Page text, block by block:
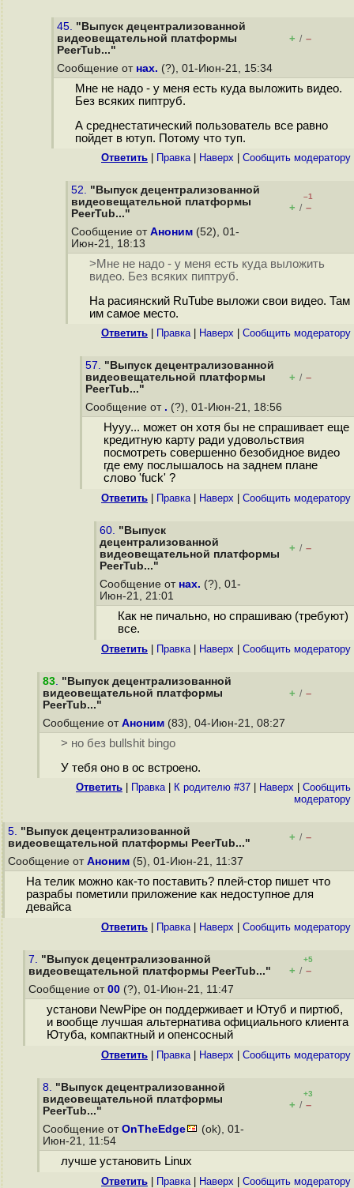
45. "Выпуск децентрализованной
видеовещательной платформы
PeerTub..."
+ / –
Сообщение от нах. (?), 01-Июн-21, 15:34
Мне не надо - у меня есть куда выложить видео.
Без всяких пиптруб.
А среднестатический пользователь все равно
пойдет в ютуп. Потому что тyп.
Ответить Правка| Наверх Cообщить модератору
52. "Выпуск децентрализованной
видеовещательной платформы
PeerTub..."
–1
+ / –
Сообщение от Аноним (52), 01-
Июн-21, 18:13
>Мне не надо - у меня есть куда выложить
видео. Без всяких пиптруб.
На расиянский RuTube выложи свои видео. Там
им самое место.
Ответить Правка| Наверх Cообщить модератору
57. "Выпуск децентрализованной
видеовещательной платформы
PeerTub..."
+ / –
Сообщение от . (?), 01-Июн-21, 18:56
Нууу... может он хотя бы не спрашивает еще
кредитную карту ради удовольствия
посмотреть совершенно безобидное видео
где ему послышалось на заднем плане
слово 'fuck' ?
Ответить Правка| Наверх Cообщить модератору
60. "Выпуск
децентрализованной
видеовещательной платформы
PeerTub..."
+ / –
Сообщение от нах. (?), 01-
Июн-21, 21:01
Как не пичально, но спрашиваю (требуют)
все.
Ответить Правка| Наверх Cообщить модератору
83. "Выпуск децентрализованной
видеовещательной платформы
PeerTub..."
+ / –
Сообщение от Аноним (83), 04-Июн-21, 08:27
> но без bullshit bingo
У тебя оно в ос встроено.
Ответить Правка| К родителю #37 Наверх
Cообщить
модератору
5. "Выпуск децентрализованной
видеовещательной платформы PeerTub..."
+ / –
Сообщение от Аноним (5), 01-Июн-21, 11:37
На телик можно как-то поставить? плей-стор пишет что
разрабы пометили приложение как недоступное для
девайса
Ответить Правка| Наверх Cообщить модератору
7. "Выпуск децентрализованной
видеовещательной платформы PeerTub..."
+5
+ / –
Сообщение от 00 (?), 01-Июн-21, 11:47
установи NewPipe он поддерживает и Ютуб и пиртюб,
и вообще лучшая альтернатива официального клиента
Ютуба, компактный и опенсосный
Ответить Правка| Наверх Cообщить модератору
8. "Выпуск децентрализованной
видеовещательной платформы
PeerTub..."
+3
+ / –
Сообщение от OnTheEdge
(ok), 01-
Июн-21, 11:54
лучше установить Linux
Ответить Правка| Наверх Cообщить модератору